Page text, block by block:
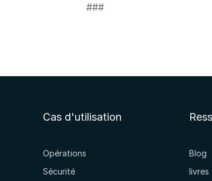
###
Cas d'utilisation
Opérations
Sécurité
Blog
livres